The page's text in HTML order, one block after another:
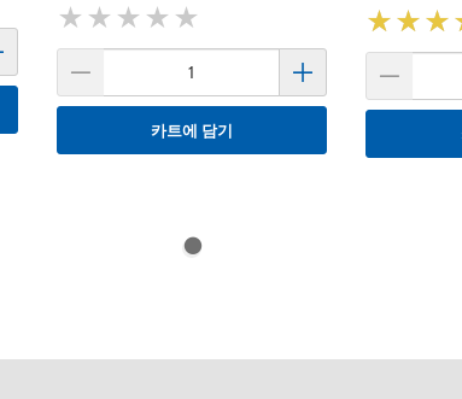
★ ★ ★ ★ ★
★ ★ ★ ★ ★
카트에 담기
★★★
★★★